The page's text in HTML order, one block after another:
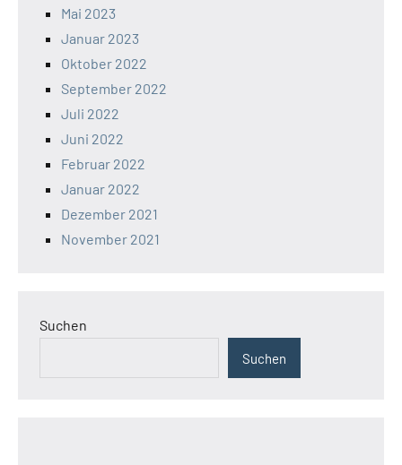
Mai 2023
Januar 2023
Oktober 2022
September 2022
Juli 2022
Juni 2022
Februar 2022
Januar 2022
Dezember 2021
November 2021
Suchen
Suchen